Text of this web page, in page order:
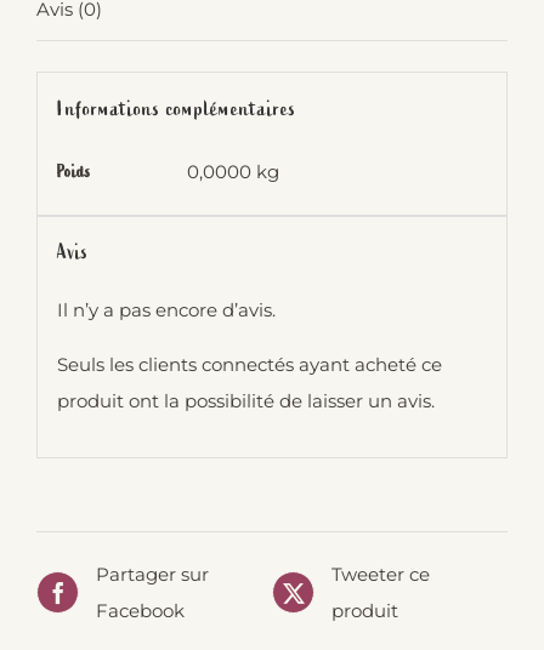
Avis (0)
Informations complémentaires
Poids 0,0000 kg
Avis
Il n’y a pas encore d’avis.
Seuls les clients connectés ayant acheté ce
produit ont la possibilité de laisser un avis.
Partager sur
Facebook
Tweeter ce
produit